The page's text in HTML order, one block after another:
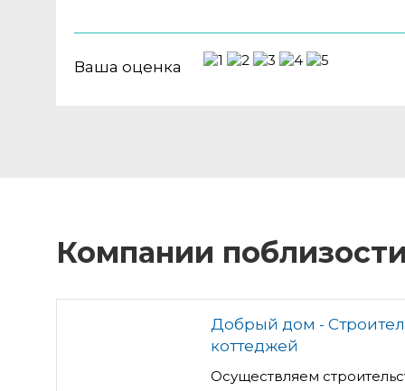
Ваша оценка
Компании
Добрый дом -
коттеджей
Осуществляем